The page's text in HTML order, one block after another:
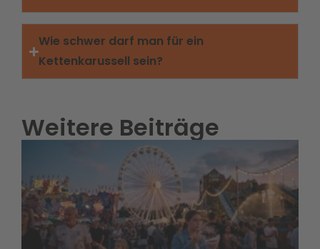
Wie schwer darf man für ein
Kettenkarussell sein?
Weitere Beiträge